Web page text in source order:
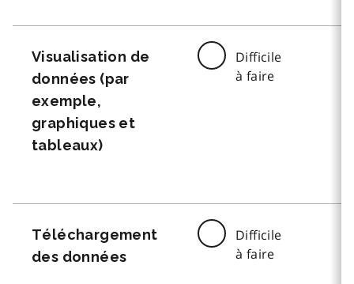
Visualisation de
données (par
exemple,
graphiques et
tableaux)
Difficile
à faire
Téléchargement
des données
Difficile
à faire